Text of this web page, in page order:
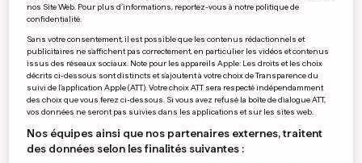
nos Site Web. Pour plus d’informations, reportez-vous à notre politique de
confidentialité.
Sans votre consentement, il est possible que les contenus rédactionnels et
publicitaires ne s'affichent pas correctement, en particulier les vidéos et contenus
issus des réseaux sociaux. Note pour les appareils Apple: Les droits et les choix
décrits ci-dessous sont distincts et s'ajoutent à votre choix de Transparence du
suivi de l'application Apple (ATT). Votre choix ATT sera respecté indépendamment
des choix que vous ferez ci-dessous. Si vous avez refusé la boîte de dialogue ATT,
vos données ne seront pas suivies dans les applications et sur les sites web.
Nos équipes ainsi que nos partenaires externes, traitent
des données selon les finalités suivantes :